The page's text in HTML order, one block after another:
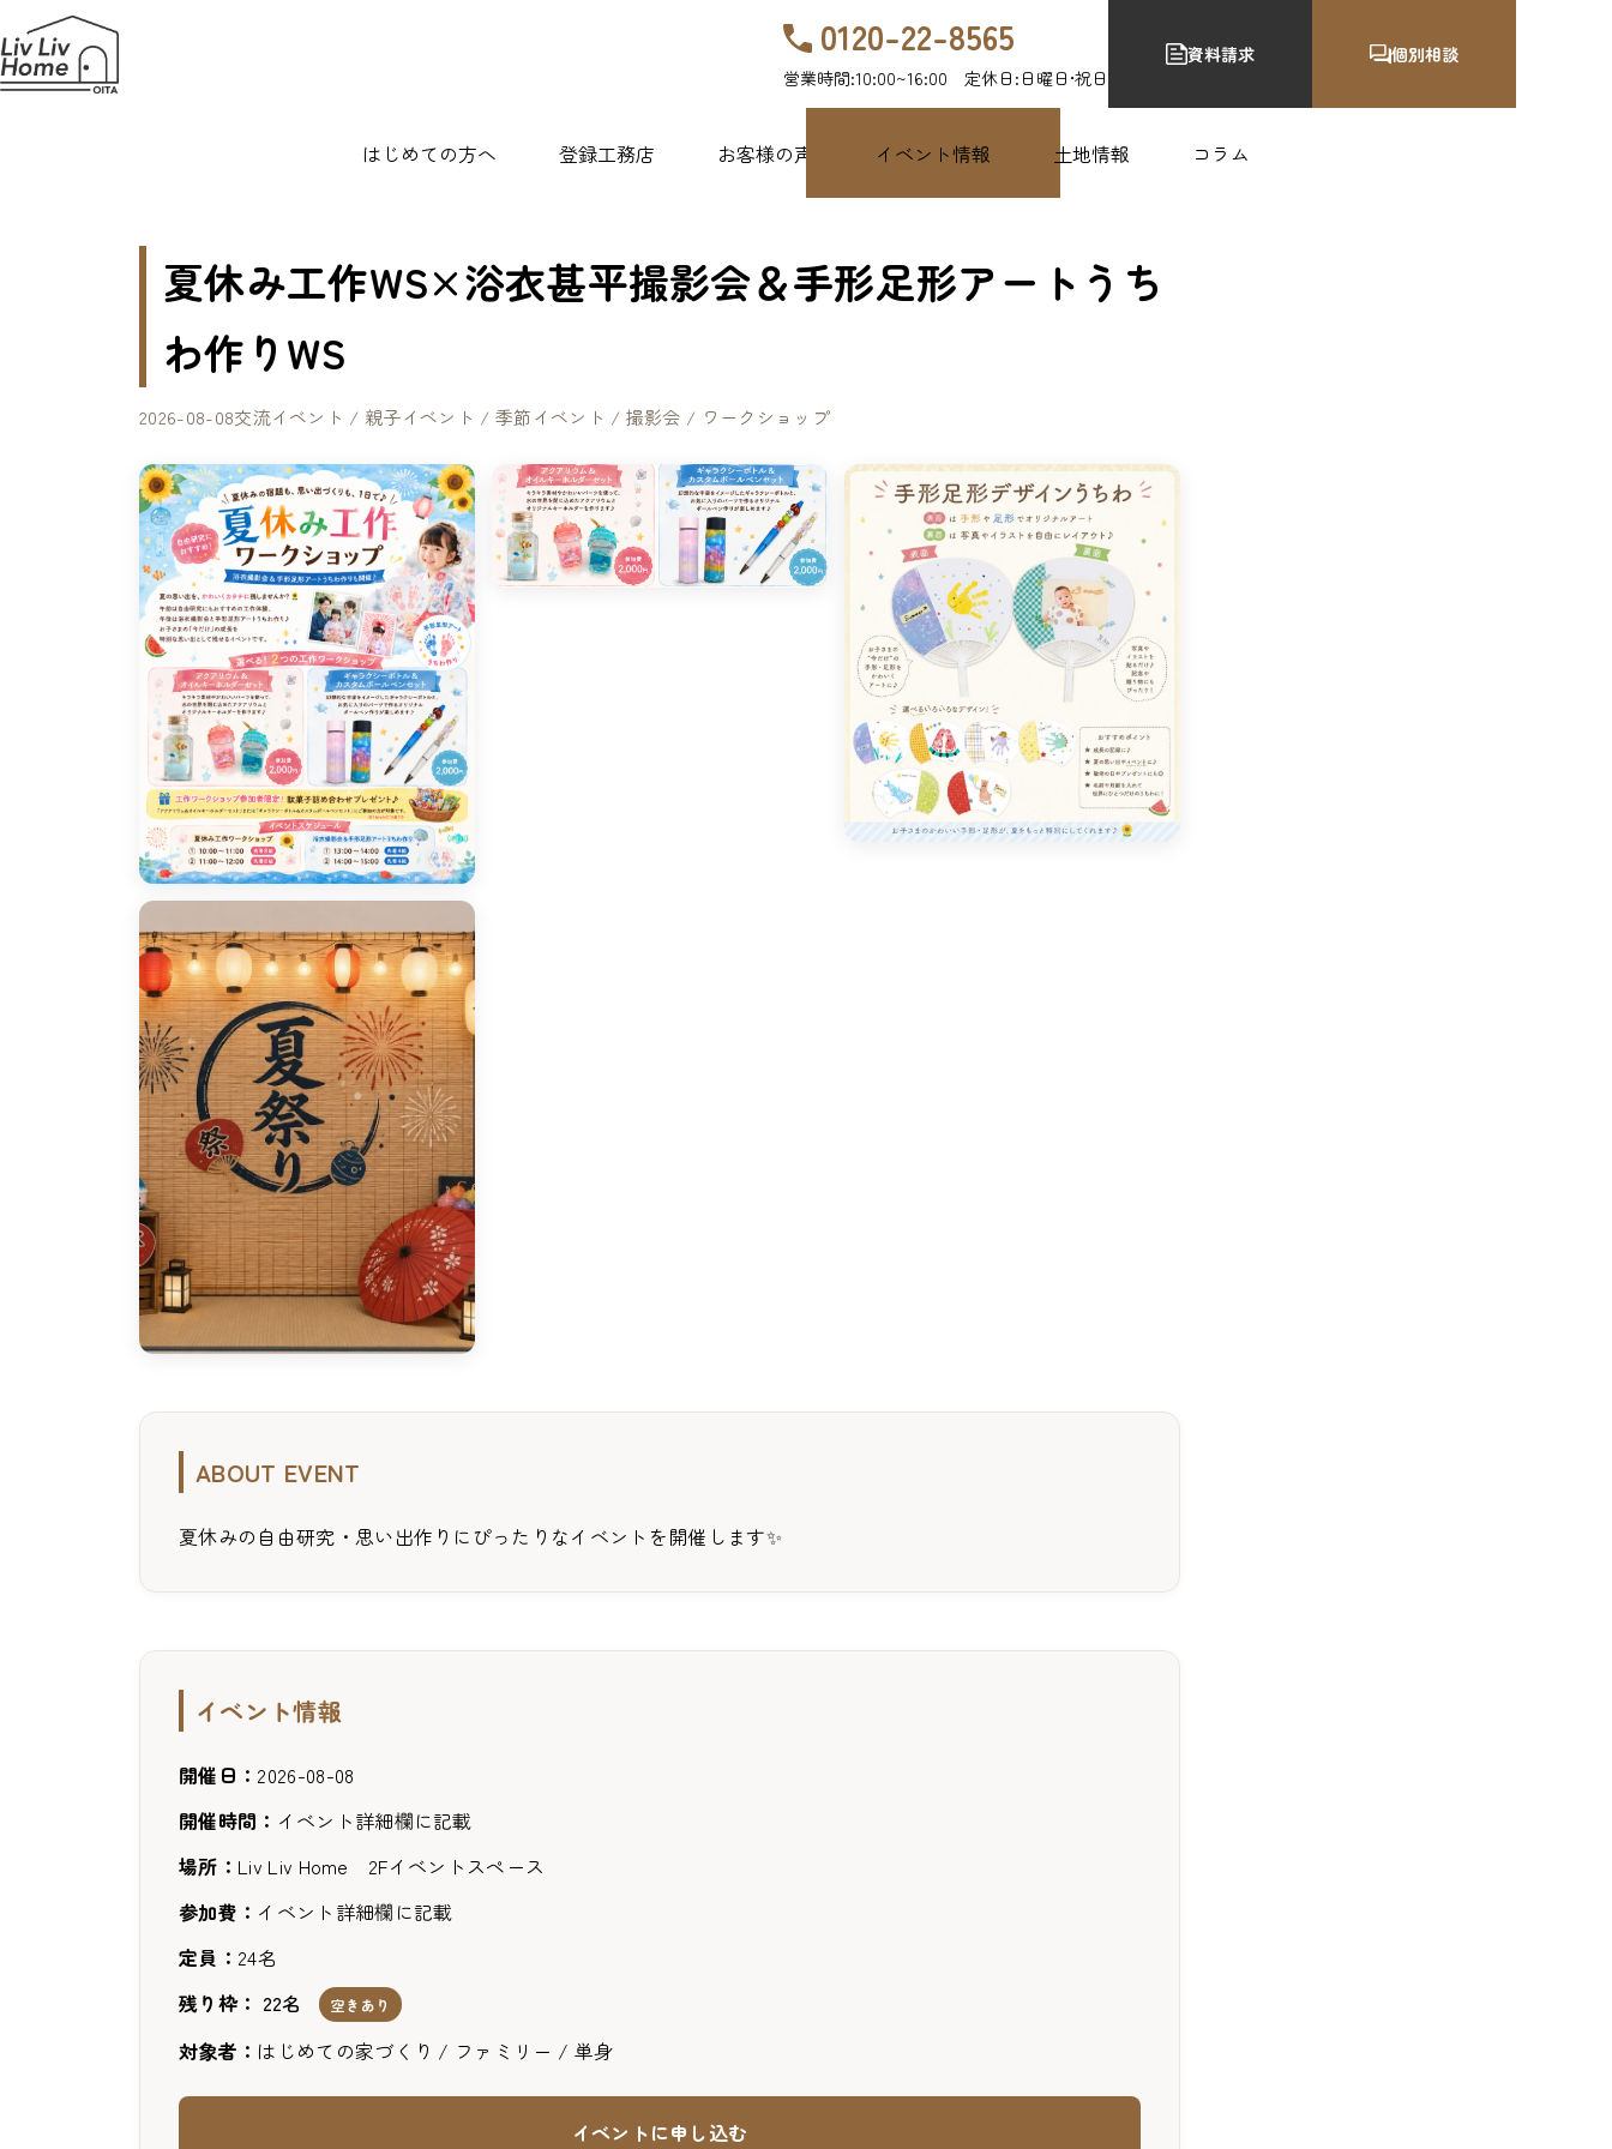
0120-22-8565
営業時間:10:00~16:00 定休日:日曜日•祝日
資料請求 個別相談
はじめての方へ 登録工務店 お客様の声 イベント情報 土地情報 コラム
夏休み工作WS×浴衣甚平撮影会＆手形足形アートうち
わ作りWS
2026-08-08交流イベント / 親子イベント / 季節イベント / 撮影会 / ワークショップ
ABOUT EVENT
夏休みの自由研究・思い出作りにぴったりなイベントを開催します✨
イベント情報
開催日： 2026-08-08
開催時間： イベント詳細欄に記載
場所： Liv Liv Home 2Fイベントスペース
参加費： イベント詳細欄に記載
定員： 24名
残り枠： 22名 空きあり
対象者： はじめての家づくり / ファミリー / 単身
イベントに申し込む